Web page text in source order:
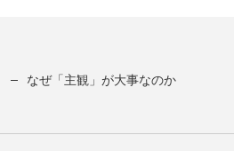
なぜ「主観」が大事なのか